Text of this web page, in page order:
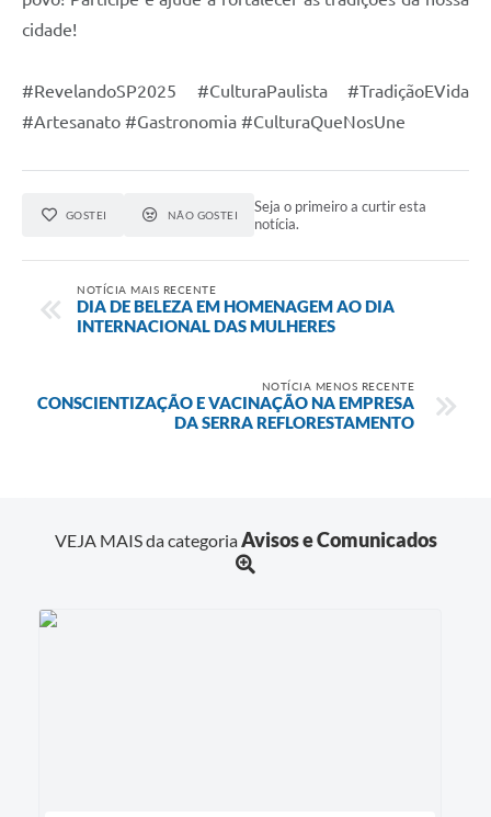
cidade!
#RevelandoSP2025 #CulturaPaulista #TradiçãoEVida
#Artesanato #Gastronomia #CulturaQueNosUne
GOSTEI NÃO GOSTEI
Seja o primeiro a curtir esta
notícia.
NOTÍCIA MAIS RECENTE
DIA DE BELEZA EM HOMENAGEM AO DIA
INTERNACIONAL DAS MULHERES
NOTÍCIA MENOS RECENTE
CONSCIENTIZAÇÃO E VACINAÇÃO NA EMPRESA
DA SERRA REFLORESTAMENTO
VEJA MAIS da categoriaAvisos e Comunicados